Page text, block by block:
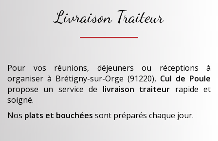
Livraison Traiteur
Pour vos réunions, déjeuners ou réceptions à
organiser à Brétigny-sur-Orge (91220), Cul de Poule
propose un service de livraison traiteur rapide et
soigné.
Nos plats et bouchées sont préparés chaque jour.